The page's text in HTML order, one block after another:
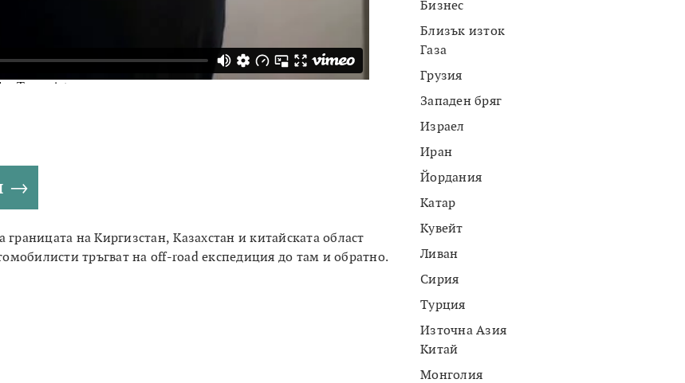
на Киргизстан, Казахстан и китайската област
тръгват на off-road експедиция до там и обратно.
Бизнес
Близък изток
Газа
Грузия
Западен бряг
Израел
Иран
Йордания
Катар
Кувейт
Ливан
Сирия
Турция
Източна Азия
Китай
Монголия